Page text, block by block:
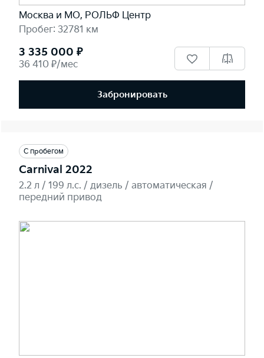
Москва и МО, РОЛЬФ Центр
Пробег: 32781 км
3 335 000 ₽
36 410 ₽/мес
Забронировать
С пробегом
Carnival 2022
2.2 л / 199 л.c. / дизель / автоматическая /
передний привод